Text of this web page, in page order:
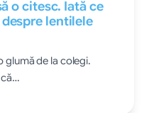
o citesc. Iată ce
lentilele
glumă de la colegi.